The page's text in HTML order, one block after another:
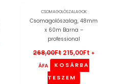
CSOMAGOLÓSZALAGOK
Csomagolószalag, 48mm
x 60m Barna –
professional
268,00Ft 215,00Ft +
ÁFA
KOSÁRBA
TESZEM